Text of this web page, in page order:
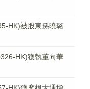
HK)被股東孫曉璐
HK)獲執董向華